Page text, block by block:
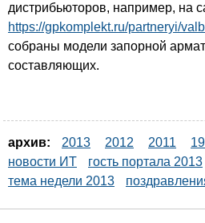
дистрибьюторов, например, на
https://gpkomplekt.ru/partneryi/
собраны модели запорной
составляющих.
архив: 2013 2012 2011
новости ИТ
гость портала 2013
тема недели 2013